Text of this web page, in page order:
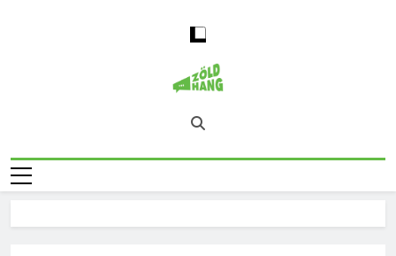
Magyarország
Zöld Hangja
Zöld Hang – Természet, Klímaváltozás,
Fenntarthatóság, Jövő